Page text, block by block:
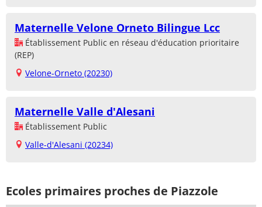
Maternelle Velone Orneto Bilingue Lcc
Établissement Public en réseau d'éducation prioritaire
(REP)
Velone-Orneto (20230)
Maternelle Valle d'Alesani
Établissement Public
Valle-d'Alesani (20234)
Ecoles primaires proches de Piazzole